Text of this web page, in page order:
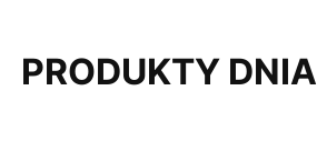
PRODUKTY DNIA